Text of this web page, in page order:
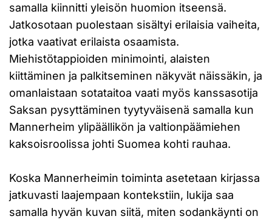
samalla kiinnitti yleisön huomion itseensä.
Jatkosotaan puolestaan sisältyi erilaisia vaiheita,
jotka vaativat erilaista osaamista.
Miehistötappioiden minimointi, alaisten
kiittäminen ja palkitseminen näkyvät näissäkin, ja
omanlaistaan sotataitoa vaati myös kanssasotija
Saksan pysyttäminen tyytyväisenä samalla kun
Mannerheim ylipäällikön ja valtionpäämiehen
kaksoisroolissa johti Suomea kohti rauhaa.
Koska Mannerheimin toiminta asetetaan kirjassa
jatkuvasti laajempaan kontekstiin, lukija saa
samalla hyvän kuvan siitä, miten sodankäynti on